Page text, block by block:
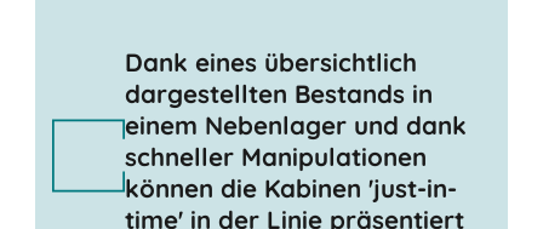
Dank eines übersichtlich
dargestellten Bestands in
einem Nebenlager und dank
schneller Manipulationen
können die Kabinen 'just-in-
time' in der Linie präsentiert